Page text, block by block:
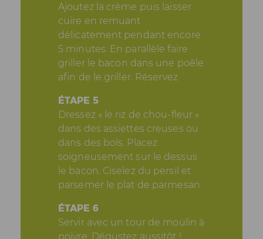
Ajoutez la crème puis laisser
cuire en remuant
délicatement pendant encore
5 minutes. En parallèle faire
griller le bacon dans une poêle
afin de le griller. Réservez
ÉTAPE 5
Dressez « le riz de chou-fleur »
dans des assiettes creuses ou
dans des bols. Placez
soigneusement sur le dessus
le bacon. Ciselez du persil et
parsemer le plat de parmesan
ÉTAPE 6
Servir avec un tour de moulin à
poivre. Dégustez aussitôt !